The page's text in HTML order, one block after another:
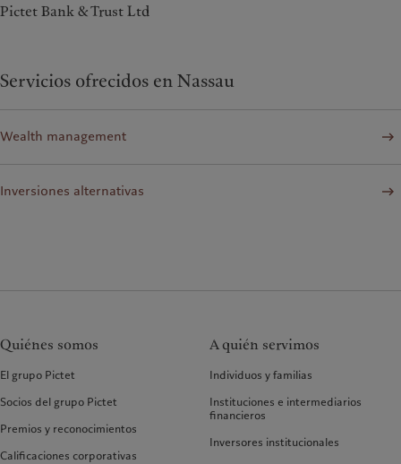
Pictet Bank & Trust Ltd
Servicios ofrecidos en Nassau
Wealth management
Inversiones alternativas
Quiénes somos
El grupo Pictet
Socios del grupo Pictet
Premios y reconocimientos
Calificaciones corporativas
A quién servimos
Individuos y familias
Instituciones e intermediarios
financieros
Inversores institucionales